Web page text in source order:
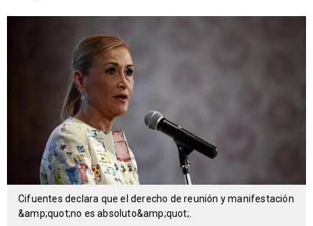
Cifuentes declara que el derecho de reunión y manifestación
&amp;quot;no es absoluto&amp;quot;.